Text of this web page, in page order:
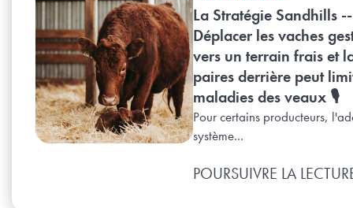
La Stratégie Sandhills --
Déplacer les vaches
vers un terrain frais et
paires derrière peut
maladies des veaux 🎙️
Pour certains producteurs,
système...
POURSUIVRE LA